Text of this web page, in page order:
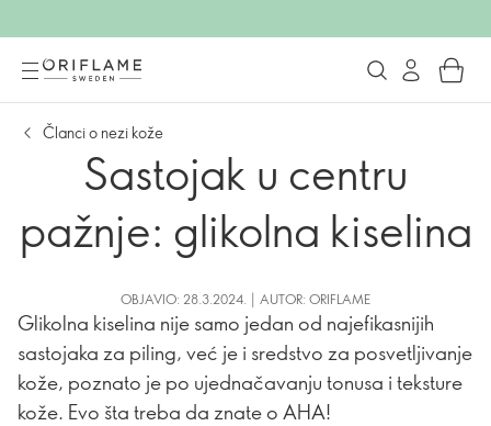
Članci o nezi kože
Sastojak u centru
pažnje: glikolna kiselina
OBJAVIO: 28.3.2024. | AUTOR: ORIFLAME
Glikolna kiselina nije samo jedan od najefikasnijih
sastojaka za piling, već je i sredstvo za posvetljivanje
kože, poznato je po ujednačavanju tonusa i teksture
kože. Evo šta treba da znate o AHA!